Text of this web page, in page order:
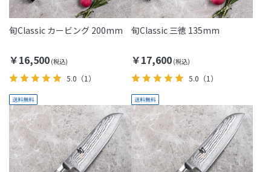
旬Classic カービング 200mm
￥16,500
5.0 （1）
旬Classic 三徳 135mm
￥17,600
5.0 （1）